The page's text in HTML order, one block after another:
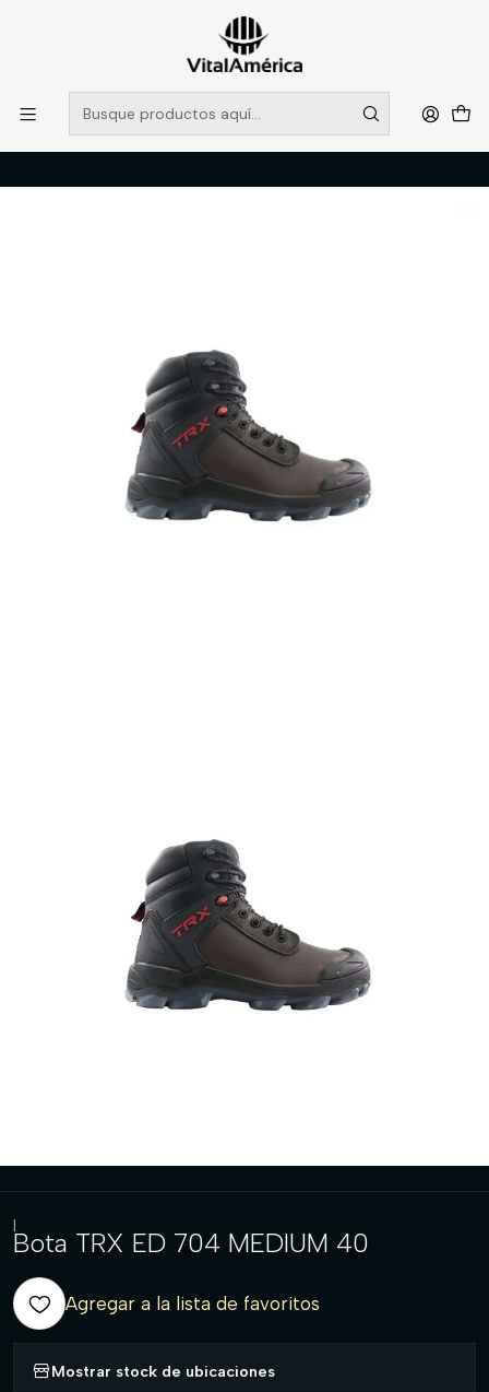
POR SISTEMA FRONTAL SOLO RETIROS EN TIENDA, DESDE
MUCHAS GRACIAS +569 5956 2237
Leer más
CALZADO
ZAPATOS DE SEGURIDAD
Bota TRX ED 704 MEDIUM 40
|
Bota TRX ED 704 MEDIUM 40
Agregar a la lista de favoritos
Mostrar stock de ubicaciones